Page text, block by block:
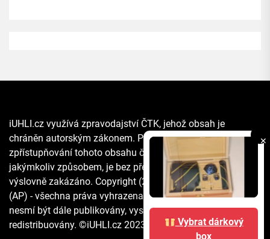
✕
Vybrat dárkový
box
iUHLI.cz využívá zpravodajství ČTK, jehož obsah je
chráněn autorským zákonem. Přepis, šíření či další
zpřístupňování tohoto obsahu či jeho části veřejnosti, a to
jakýmkoliv způsobem, je bez předchozího souhlasu ČTK
výslovně zakázáno. Copyright (2021) The Associated Press
(AP) - všechna práva vyhrazena. Materiály agentury AP
nesmí být dále publikovány, vysílány, přepisovány nebo
redistribuovány. ©iUHLI.cz 2023 All rights reserved.